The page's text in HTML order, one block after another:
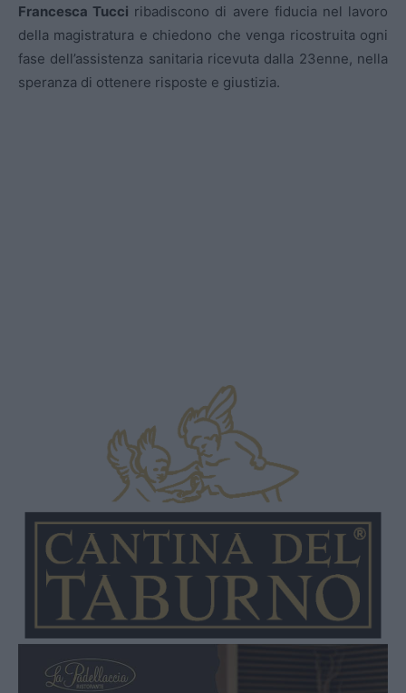
Francesca Tucci ribadiscono di avere fiducia nel lavoro
della magistratura e chiedono che venga ricostruita ogni
fase dell’assistenza sanitaria ricevuta dalla 23enne, nella
speranza di ottenere risposte e giustizia.